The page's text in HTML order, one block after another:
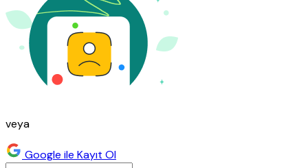
veya
Google ile Kayıt Ol